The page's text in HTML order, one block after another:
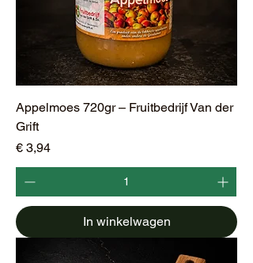
Appelmoes 720gr – Fruitbedrijf Van der
Grift
Prijs
€ 3,94
In winkelwagen